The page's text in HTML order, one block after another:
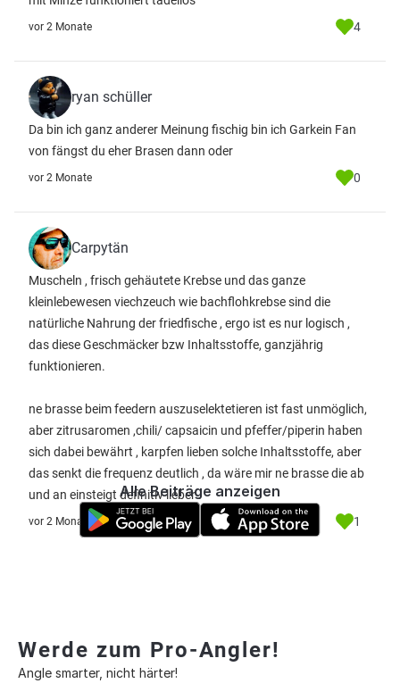
vor 2 Monate 4
ryan schüller
Da bin ich ganz anderer Meinung fischig bin ich Garkein Fan
von fängst du eher Brasen dann oder
vor 2 Monate 0
Carpytän
Muscheln , frisch gehäutete Krebse und das ganze
kleinlebewesen viechzeuch wie bachflohkrebse sind die
natürliche Nahrung der friedfische , ergo ist es nur logisch ,
das diese Geschmäcker bzw Inhaltsstoffe, ganzjährig
funktionieren.
ne brasse beim feedern auszuselektetieren ist fast unmöglich,
aber zitrusaromen ,chili/ capsaicin und pfeffer/piperin haben
sich dabei bewährt , karpfen lieben solche Inhaltsstoffe, aber
das senkt die frequenz deutlich , da wäre mir ne brasse die ab
und an einsteigt definitiv lieber .
vor 2 Monate 1
Alle Beiträge anzeigen
Werde zum Pro-Angler!
Angle smarter, nicht härter!